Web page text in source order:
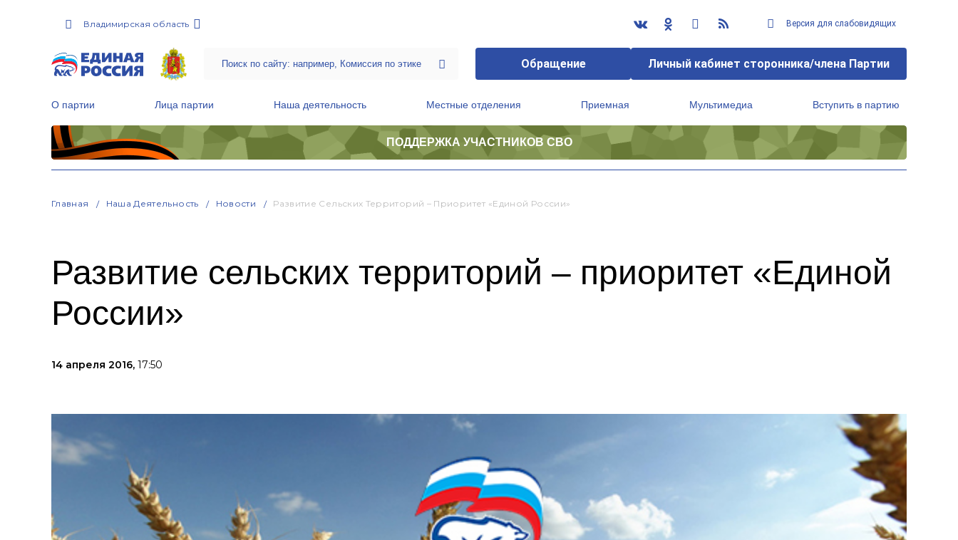
Владимирская область Версия для слабовидящих
Обращение Личный кабинет сторонника/члена Партии
О партии Лица партии Наша деятельность Местные отделения Приемная Мультимедиа Вступить в партию
ПОДДЕРЖКА УЧАСТНИКОВ СВО
Главная Наша Деятельность Новости Развитие Сельских Территорий – Приоритет «Единой России»
Развитие сельских территорий – приоритет «Единой
России»
14 апреля 2016, 17:50